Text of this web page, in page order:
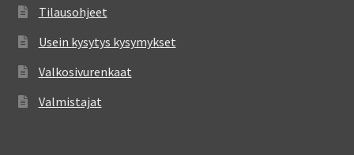
Tilausohjeet
Usein kysytys kysymykset
Valkosivurenkaat
Valmistajat